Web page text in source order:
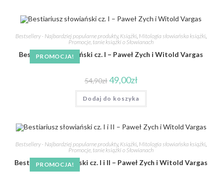
PROMOCJA!
Bestsellery - Najbardziej popularne produkty, Książki Mitologia słowiańska książki
Promocje, tanie książki o Słowianach
Bestiariusz słowiański cz. I – Paweł Zych i Witold Vargas
54,90zł 49,00zł
Dodaj do koszyka
PROMOCJA!
Bestsellery - Najbardziej popularne produkty, Książki Mitologia słowiańska książki
Promocje, tanie książki o Słowianach
Bestiariusz słowiański cz. I i II – Paweł Zych i Witold Vargas